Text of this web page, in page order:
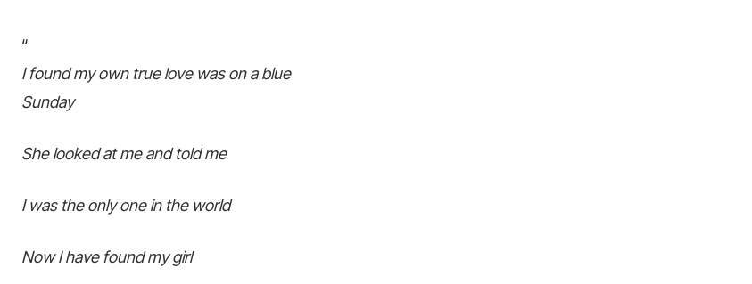
“
I found my own true love was on a blue
Sunday
She looked at me and told me
I was the only one in the world
Now I have found my girl